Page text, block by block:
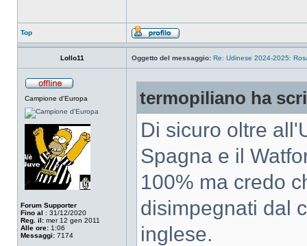
Top
Lollo11 Oggetto del messaggio: Re: Udinese 2024-2025:
Campione d'Europa
Forum Supporter
Fino al : 31/12/2020
Reg. il: mer 12 gen 2011
Alle ore: 1:06
Messaggi: 7174
termopiliano ha
Di sicuro oltre
Spagna e il
100% ma credo
disimpegnati dal
inglese.